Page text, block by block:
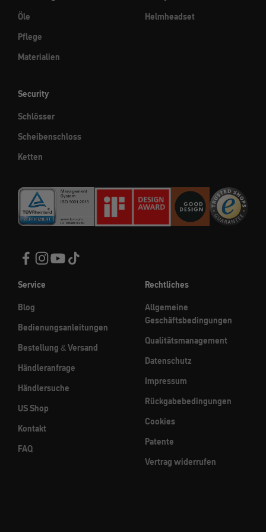
Öle
Pflege
Materialien
Helmheadset
Security
Schlösser
Scheibenschloss
Ketten
Service
Blog
Bedienungsanleitungen
Bestellung & Versand
Händleranfrage
Händlersuche
US Shop
Kontakt
FAQ
Rechtliches
Allgemeine
Geschäftsbedingungen
Qualitätsmanagement
Datenschutz
Impressum
Rückgabebedingungen
Cookies
Patente
Vertrag widerrufen